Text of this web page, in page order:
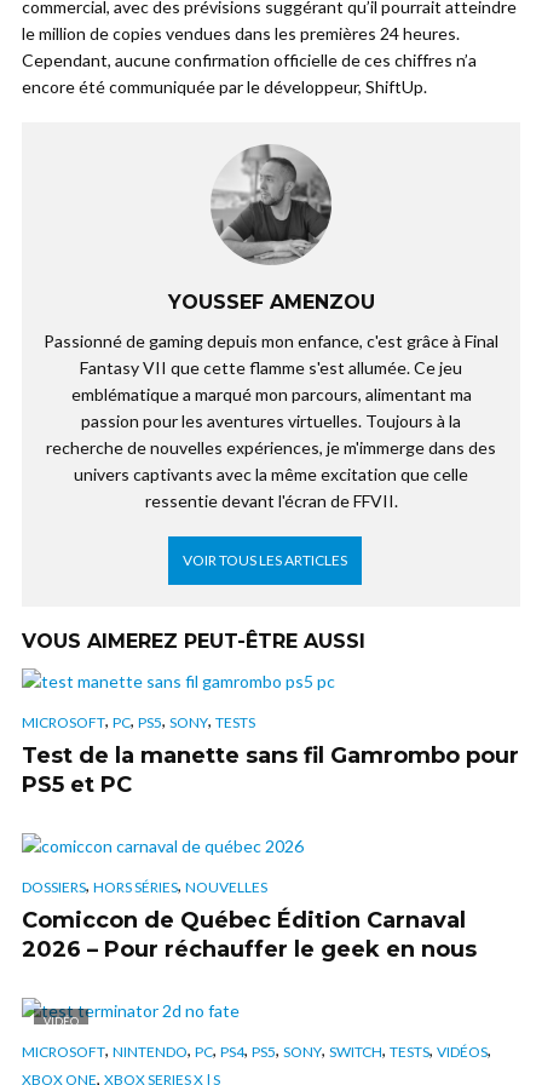
commercial, avec des prévisions suggérant qu’il pourrait atteindre
le million de copies vendues dans les premières 24 heures.
Cependant, aucune confirmation officielle de ces chiffres n’a
encore été communiquée par le développeur, ShiftUp.
YOUSSEF AMENZOU
Passionné de gaming depuis mon enfance, c'est grâce à Final
Fantasy VII que cette flamme s'est allumée. Ce jeu
emblématique a marqué mon parcours, alimentant ma
passion pour les aventures virtuelles. Toujours à la
recherche de nouvelles expériences, je m'immerge dans des
univers captivants avec la même excitation que celle
ressentie devant l'écran de FFVII.
VOIR TOUS LES ARTICLES
VOUS AIMEREZ PEUT-ÊTRE AUSSI
MICROSOFT, PC, PS5, SONY, TESTS
Test de la manette sans fil Gamrombo pour
PS5 et PC
DOSSIERS, HORS SÉRIES, NOUVELLES
Comiccon de Québec Édition Carnaval
2026 – Pour réchauffer le geek en nous
VIDÉO
MICROSOFT, NINTENDO, PC, PS4, PS5, SONY, SWITCH, TESTS, VIDÉOS,
XBOX ONE, XBOX SERIES X | S